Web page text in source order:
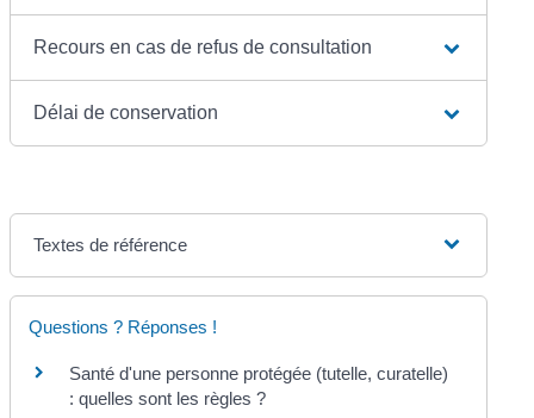
Recours en cas de refus de consultation
Délai de conservation
Textes de référence
Questions ? Réponses !
Santé d'une personne protégée (tutelle, curatelle)
: quelles sont les règles ?